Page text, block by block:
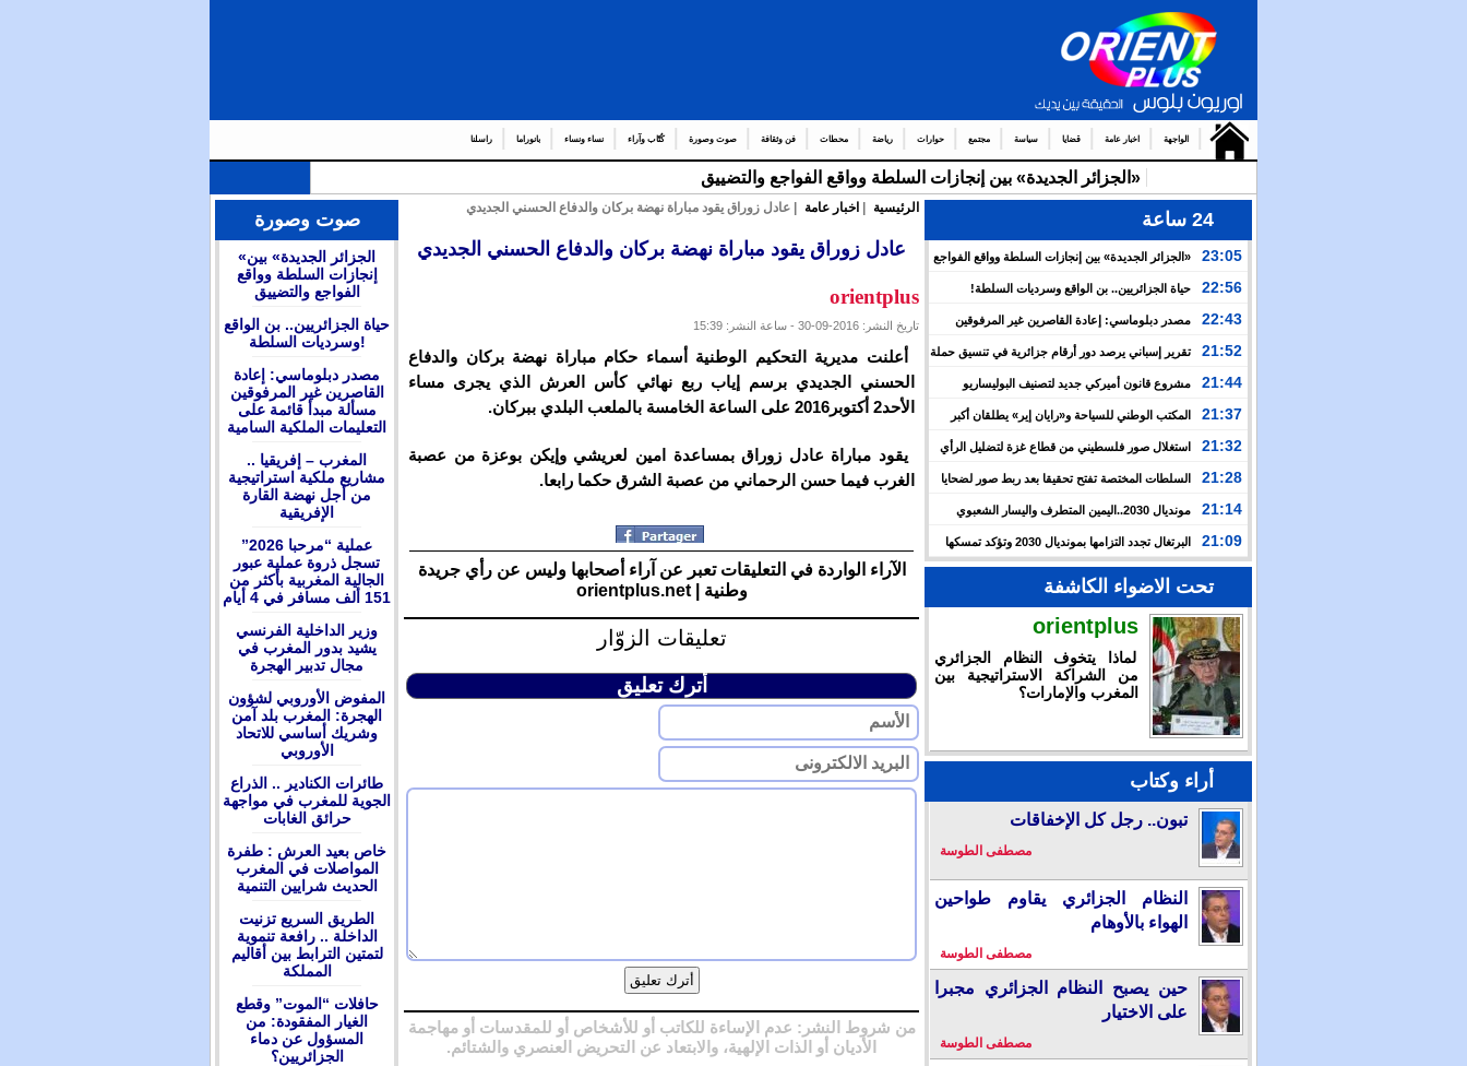
الواجهة اخبار عامة قضايا سياسة مجتمع حوارات رياضة محطات فن وثقافة صوت وصورة كُتّاب وآراء نساء ونساء بانوراما راسلنا
«الجزائر الجديدة» بين إنجازات السلطة وواقع الفواجع والتضييق
24 ساعة
23:05
«الجزائر الجديدة» بين إنجازات السلطة وواقع الفواجع
والتضييق
22:56 حياة الجزائريين.. بن الواقع وسرديات السلطة!
22:43
مصدر دبلوماسي: إعادة القاصرين غير المرفوقين
مسألة مبدأ قائمة على التعليمات الملكية السامية
21:52
تقرير إسباني يرصد دور أرقام جزائرية في تنسيق حملة
العبور نحو سبتة
21:44
مشروع قانون أميركي جديد لتصنيف البوليساريو
منظمة إرهابية
21:37
المكتب الوطني للسياحة و«رايان إير» يطلقان أكبر
برنامج جوي شتوي نحو المغرب
21:32
استغلال صور فلسطيني من قطاع غزة لتضليل الرأي
العام بشأن أحداث سبتة
21:28
السلطات المختصة تفتح تحقيقا بعد ربط صور لضحايا
حرب غزة بأحداث سبتة
21:14
مونديال 2030..اليمين المتطرف واليسار الشعبوي
يوظفان الهجرة لاستهداف المغرب
21:09
البرتغال تجدد التزامها بمونديال 2030 وتؤكد تمسكها
بالشراكة مع المغرب وإسبانيا
تحت الاضواء الكاشفة
orientplus
لماذا يتخوف النظام الجزائري
من الشراكة الاستراتيجية بين
المغرب والإمارات؟
أراء وكتاب
تبون.. رجل كل الإخفاقات
مصطفى الطوسة
النظام الجزائري يقاوم طواحين
الهواء بالأوهام
مصطفى الطوسة
حين يصبح النظام الجزائري مجبرا
على الاختيار
مصطفى الطوسة
الرئيسية اخبار عامة | عادل زوراق يقود مباراة نهضة بركان والدفاع الحسني الجديدي
عادل زوراق يقود مباراة نهضة بركان والدفاع الحسني الجديدي
orientplus
تاريخ النشر: 2016-09-30 - ساعة النشر: 15:39
أعلنت مديرية التحكيم الوطنية أسماء حكام مباراة نهضة بركان والدفاع
الحسني الجديدي برسم إياب ربع نهائي كأس العرش الذي يجرى مساء
الأحد2 أكتوبر2016 على الساعة الخامسة بالملعب البلدي ببركان.
يقود مباراة عادل زوراق بمساعدة امين لعريشي وإيكن بوعزة من عصبة
الغرب فيما حسن الرحماني من عصبة الشرق حكما رابعا.
الآراء الواردة في التعليقات تعبر عن آراء أصحابها وليس عن رأي جريدة
وطنية | orientplus.net
تعليقات الزوّار
أترك تعليق
من شروط النشر: عدم الإساءة للكاتب أو للأشخاص أو للمقدسات أو مهاجمة
الأديان أو الذات الإلهية، والابتعاد عن التحريض العنصري والشتائم.
صوت وصورة
«الجزائر الجديدة» بين
إنجازات السلطة وواقع
الفواجع والتضييق
حياة الجزائريين.. بن الواقع
وسرديات السلطة!
مصدر دبلوماسي: إعادة
القاصرين غير المرفوقين
مسألة مبدأ قائمة على
التعليمات الملكية السامية
المغرب – إفريقيا ..
مشاريع ملكية استراتيجية
من أجل نهضة القارة
الإفريقية
عملية “مرحبا 2026”
تسجل ذروة عملية عبور
الجالية المغربية بأكثر من
151 ألف مسافر في 4 أيام
وزير الداخلية الفرنسي
يشيد بدور المغرب في
مجال تدبير الهجرة
المفوض الأوروبي لشؤون
الهجرة: المغرب بلد آمن
وشريك أساسي للاتحاد
الأوروبي
طائرات الكنادير .. الذراع
الجوية للمغرب في مواجهة
حرائق الغابات
ﺧﺎﺹ ﺑﻌﻴﺪ ﺍﻟﻌﺮﺵ : ﻃﻔﺮﺓ
ﺍﻟﻤﻮﺍﺻﻼﺕ ﻓﻲ ﺍﻟﻤﻐﺮﺏ
ﺍﻟﺤﺪﻳﺚ ﺷﺮﺍﻳﻴﻦ ﺍﻟﺘﻨﻤﻴﺔ
الطريق السريع تزنيت
الداخلة .. رافعة تنموية
لتمتين الترابط بين أقاليم
المملكة
حافلات “الموت” وقطع
الغيار المفقودة: من
المسؤول عن دماء
الجزائريين؟